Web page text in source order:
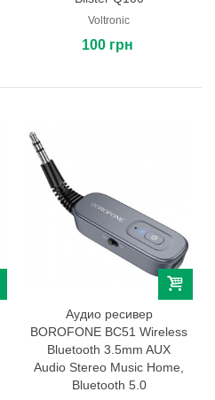
Voltronic
100 грн
Аудио ресивер
BOROFONE BC51 Wireless
Bluetooth 3.5mm AUX
Audio Stereo Music Home,
Bluetooth 5.0